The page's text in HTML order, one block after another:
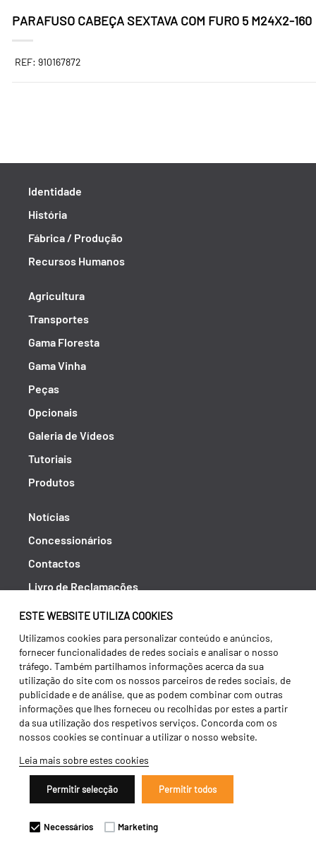
ESTE WEBSITE UTILIZA COOKIES
Utilizamos cookies para personalizar conteúdo e anúncios,
fornecer funcionalidades de redes sociais e analisar o nosso
tráfego. Também partilhamos informações acerca da sua
utilização do site com os nossos parceiros de redes sociais, de
publicidade e de análise, que as podem combinar com outras
informações que lhes forneceu ou recolhidas por estes a partir
da sua utilização dos respetivos serviços. Concorda com os
nossos cookies se continuar a utilizar o nosso website.
Leia mais sobre estes cookies
Permitir selecção Permitir todos
Necessários Marketing
PARAFUSO CABEÇA SEXTAVA COM FURO 5 M24X2-160
REF: 910167872
Identidade
História
Fábrica / Produção
Recursos Humanos
Agricultura
Transportes
Gama Floresta
Gama Vinha
Peças
Opcionais
Galeria de Vídeos
Tutoriais
Produtos
Notícias
Concessionários
Contactos
Livro de Reclamações
Política de Privacidade
Canal de Denúncias (RGPC)
Termos e condições